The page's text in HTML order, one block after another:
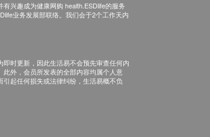
兴趣成为健康网购 health.ESDlife的服务
业务发展部联络。我们会于2个工作天内
时更新，因此生活易不会预先审查任何内
外，会员所发表的全部内容均属个人意
起任何损失或法律纠纷，生活易概不负